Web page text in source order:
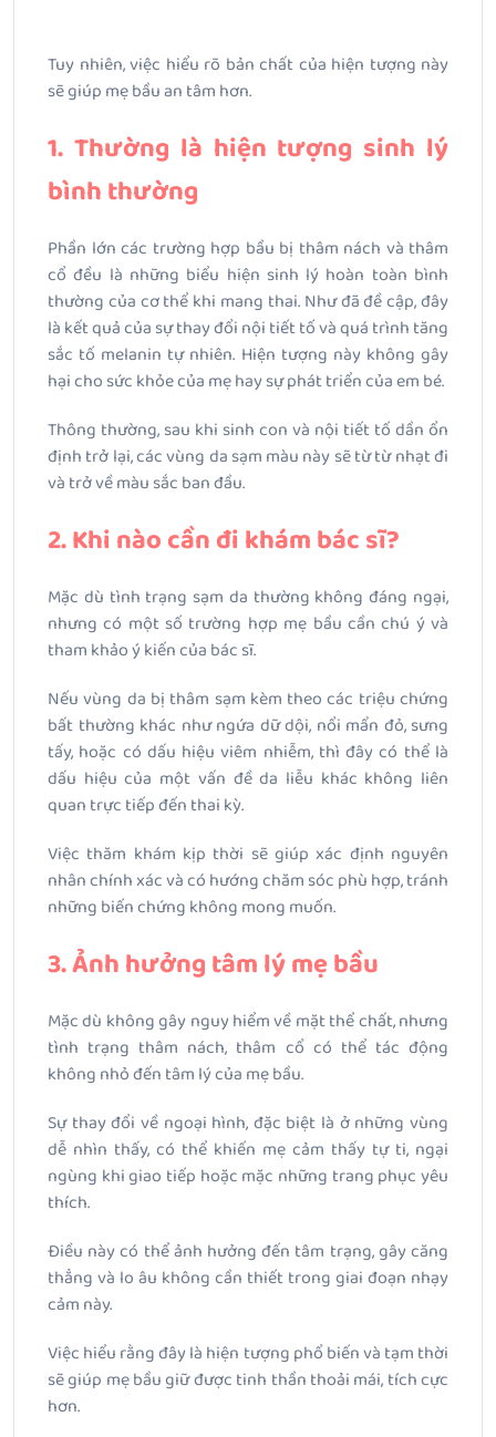
Tuy nhiên, việc hiểu rõ bản chất của hiện tượng này
sẽ giúp mẹ bầu an tâm hơn.
1. Thường là hiện tượng sinh lý
bình thường
Phần lớn các trường hợp bầu bị thâm nách và thâm
cổ đều là những biểu hiện sinh lý hoàn toàn bình
thường của cơ thể khi mang thai. Như đã đề cập, đây
là kết quả của sự thay đổi nội tiết tố và quá trình tăng
sắc tố melanin tự nhiên. Hiện tượng này không gây
hại cho sức khỏe của mẹ hay sự phát triển của em bé.
Thông thường, sau khi sinh con và nội tiết tố dần ổn
định trở lại, các vùng da sạm màu này sẽ từ từ nhạt đi
và trở về màu sắc ban đầu.
2. Khi nào cần đi khám bác sĩ?
Mặc dù tình trạng sạm da thường không đáng ngại,
nhưng có một số trường hợp mẹ bầu cần chú ý và
tham khảo ý kiến của bác sĩ.
Nếu vùng da bị thâm sạm kèm theo các triệu chứng
bất thường khác như ngứa dữ dội, nổi mẩn đỏ, sưng
tấy, hoặc có dấu hiệu viêm nhiễm, thì đây có thể là
dấu hiệu của một vấn đề da liễu khác không liên
quan trực tiếp đến thai kỳ.
Việc thăm khám kịp thời sẽ giúp xác định nguyên
nhân chính xác và có hướng chăm sóc phù hợp, tránh
những biến chứng không mong muốn.
3. Ảnh hưởng tâm lý mẹ bầu
Mặc dù không gây nguy hiểm về mặt thể chất, nhưng
tình trạng thâm nách, thâm cổ có thể tác động
không nhỏ đến tâm lý của mẹ bầu.
Sự thay đổi về ngoại hình, đặc biệt là ở những vùng
dễ nhìn thấy, có thể khiến mẹ cảm thấy tự ti, ngại
ngùng khi giao tiếp hoặc mặc những trang phục yêu
thích.
Điều này có thể ảnh hưởng đến tâm trạng, gây căng
thẳng và lo âu không cần thiết trong giai đoạn nhạy
cảm này.
Việc hiểu rằng đây là hiện tượng phổ biến và tạm thời
sẽ giúp mẹ bầu giữ được tinh thần thoải mái, tích cực
hơn.